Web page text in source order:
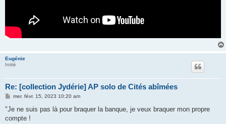
Eugénie
Initié
Re: [collection Jydérie] AP solo de Cités abîmées
M
s
a
mer. févr. 15, 2023 10:20 am
"Je ne suis pas là pour braquer la banque, je veux braquer mon propre
compte !